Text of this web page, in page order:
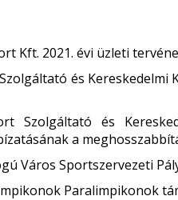
Kft. 2021. évi üzleti
és
Szolgáltató és
a
Város Sportszervezeti
Paralimpikonok